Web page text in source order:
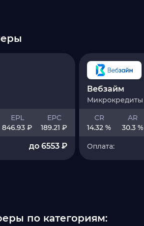
EPL
846.93 ₽
EPC
189.21 ₽
до 6553 ₽
Вебзайм
Микрокредиты
CR
14.32 %
AR
30.3 %
Оплата:
по категориям: